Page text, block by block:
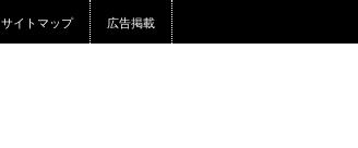
サイトマップ 広告掲載